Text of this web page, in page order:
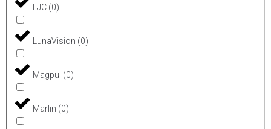
LJC (0)
LunaVision (0)
Magpul (0)
Marlin (0)